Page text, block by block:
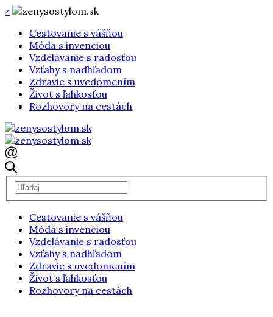
×
Cestovanie s vášňou
Móda s invenciou
Vzdelávanie s radosťou
Vzťahy s nadhľadom
Zdravie s uvedomením
Život s ľahkosťou
Rozhovory na cestách
Cestovanie s vášňou
Móda s invenciou
Vzdelávanie s radosťou
Vzťahy s nadhľadom
Zdravie s uvedomením
Život s ľahkosťou
Rozhovory na cestách